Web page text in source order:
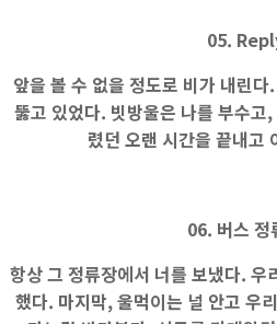
05.
앞을 볼 수 없을 정도로 비가 내린
뚫고 있었다. 빗방울은 나를 부수고
렸던 오랜 시간을 끝내고
06. 버스 정
항상 그 정류장에서 너를 보냈다. 우
했다. 마지막, 울먹이는 널 안고 우